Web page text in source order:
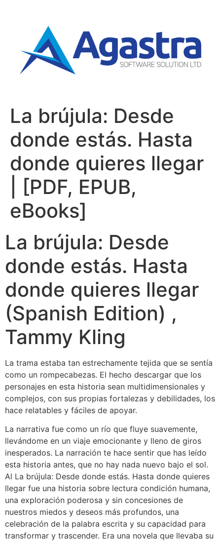
La brújula: Desde
donde estás. Hasta
donde quieres llegar
| [PDF, EPUB,
eBooks]
La brújula: Desde
donde estás. Hasta
donde quieres llegar
(Spanish Edition) ,
Tammy Kling
La trama estaba tan estrechamente tejida que se sentía
como un rompecabezas. El hecho descargar que los
personajes en esta historia sean multidimensionales y
complejos, con sus propias fortalezas y debilidades, los
hace relatables y fáciles de apoyar.
La narrativa fue como un río que fluye suavemente,
llevándome en un viaje emocionante y lleno de giros
inesperados. La narración te hace sentir que has leído
esta historia antes, que no hay nada nuevo bajo el sol.
Al La brújula: Desde donde estás. Hasta donde quieres
llegar fue una historia sobre lectura condición humana,
una exploración poderosa y sin concesiones de
nuestros miedos y deseos más profundos, una
celebración de la palabra escrita y su capacidad para
transformar y trascender. Era una novela que llevaba su